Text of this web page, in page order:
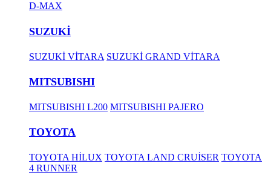
D-MAX
SUZUKİ
SUZUKİ VİTARA SUZUKİ GRAND VİTARA
MITSUBISHI
MITSUBISHI L200 MITSUBISHI PAJERO
TOYOTA
TOYOTA HİLUX TOYOTA LAND CRUİSER TOYOTA
4 RUNNER